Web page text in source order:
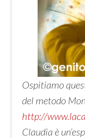
Ospitiamo
del metodo
http://
Claudia è